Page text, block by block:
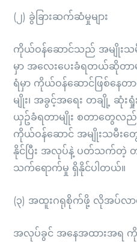
(၂) ခွဲခြားဆက်ဆံမှုများ
ကိုယ်ဝန်ဆောင်သည် အမျိုး
မှာ အလေးပေးခံရတယ်ဆိုတ
ရံမှာ ကိုယ်ဝန်ဆောင်ဖြစ်နေတ
မျိုး၊ အခွင့်အရေး တချို့ ဆုံးရှုံး
ယှဥ်ခံရတာမျိုး စတာတွေလည်
ကိုယ်ဝန်ဆောင် အမျိုးသမီး
နိုင်ပြီး အလုပ်နဲ့ ပတ်သက်တဲ့
သက်ရောက်မှု ရှိနိုင်ပါတယ်။
(၃) အထူးဂရုစိုက်ဖို့ လိုအပ်လ
အလုပ်ခွင် အနေအထားအရ ကို